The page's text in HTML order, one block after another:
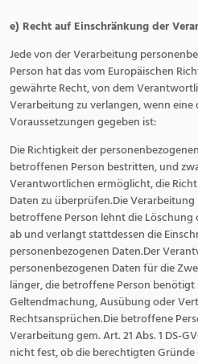
e) Recht auf Einschränkung der
Jede von der Verarbeitung
Person hat das vom Europäischen
gewährte Recht, von dem
Verarbeitung zu verlangen, wenn
Voraussetzungen gegeben ist:
Die Richtigkeit der
betroffenen Person bestritten, und
Verantwortlichen ermöglicht, die
Daten zu überprüfen.Die
betroffene Person lehnt die
ab und verlangt stattdessen die
personenbezogenen Daten.Der
personenbezogenen Daten für die
länger, die betroffene Person benötigt
Geltendmachung, Ausübung oder
Rechtsansprüchen.Die betroffene
Verarbeitung gem. Art. 21 Abs. 1 DS-
nicht fest, ob die berechtigten